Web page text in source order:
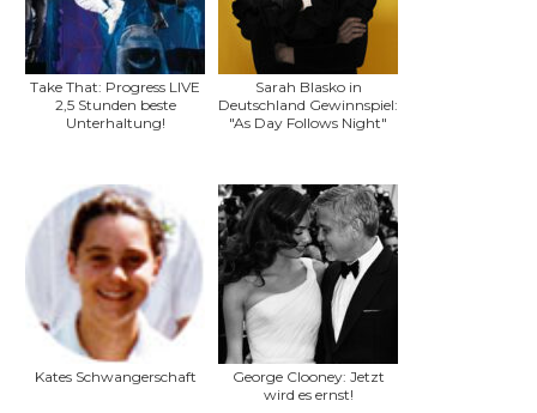
Take That: Progress LIVE
2,5 Stunden beste
Unterhaltung!
Sarah Blasko in
Deutschland Gewinnspiel:
"As Day Follows Night"
Kates Schwangerschaft
George Clooney: Jetzt
wird es ernst!